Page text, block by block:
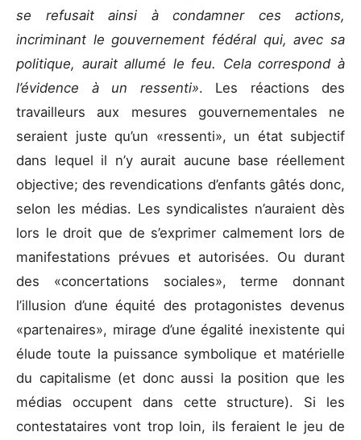
se refusait ainsi à condamner ces actions,
incriminant le gouvernement fédéral qui, avec sa
politique, aurait allumé le feu. Cela correspond à
l’évidence à un ressenti». Les réactions des
travailleurs aux mesures gouvernementales ne
seraient juste qu’un «ressenti», un état subjectif
dans lequel il n’y aurait aucune base réellement
objective; des revendications d’enfants gâtés donc,
selon les médias. Les syndicalistes n’auraient dès
lors le droit que de s’exprimer calmement lors de
manifestations prévues et autorisées. Ou durant
des «concertations sociales», terme donnant
l’illusion d’une équité des protagonistes devenus
«partenaires», mirage d’une égalité inexistente qui
élude toute la puissance symbolique et matérielle
du capitalisme (et donc aussi la position que les
médias occupent dans cette structure). Si les
contestataires vont trop loin, ils feraient le jeu de